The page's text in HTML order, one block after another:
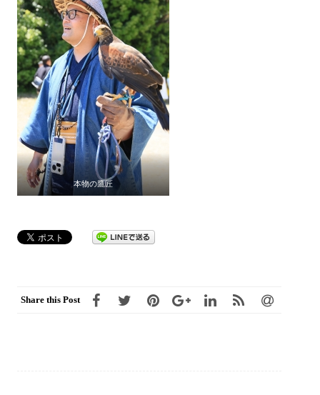
本物の鷹匠
Share this Post